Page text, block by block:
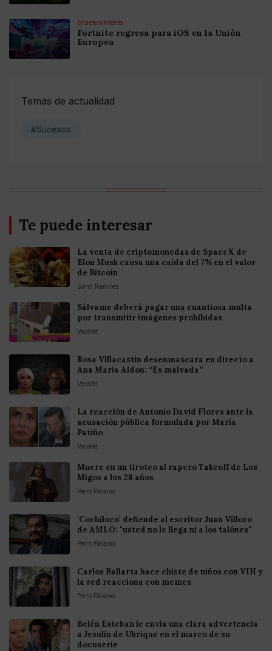
Entretenimiento
Fortnite regresa para iOS en la Unión
Europea
Temas de actualidad
#Sucesos
Te puede interesar
La venta de criptomonedas de SpaceX de
Elon Musk causa una caída del 7% en el valor
de Bitcoin
Santi Ramirez
Sálvame deberá pagar una cuantiosa multa
por transmitir imágenes prohibidas
VecoVet
Rosa Villacastín desenmascara en directo a
Ana María Aldon: “Es malvada”
VecoVet
La reacción de Antonio David Flores ante la
acusación pública formulada por María
Patiño
VecoVet
Muere en un tiroteo al rapero Takeoff de Los
Migos a los 28 años
Perro Páramo
'Cochiloco' defiende al escritor Juan Villoro
de AMLO: "usted no le llega ni a los talónes"
Perro Páramo
Carlos Ballarta hace chiste de niños con VIH y
la red reacciona con memes
Perro Páramo
Belén Esteban le envía una clara advertencia
a Jesulín de Ubrique en el marco de su
docuserie